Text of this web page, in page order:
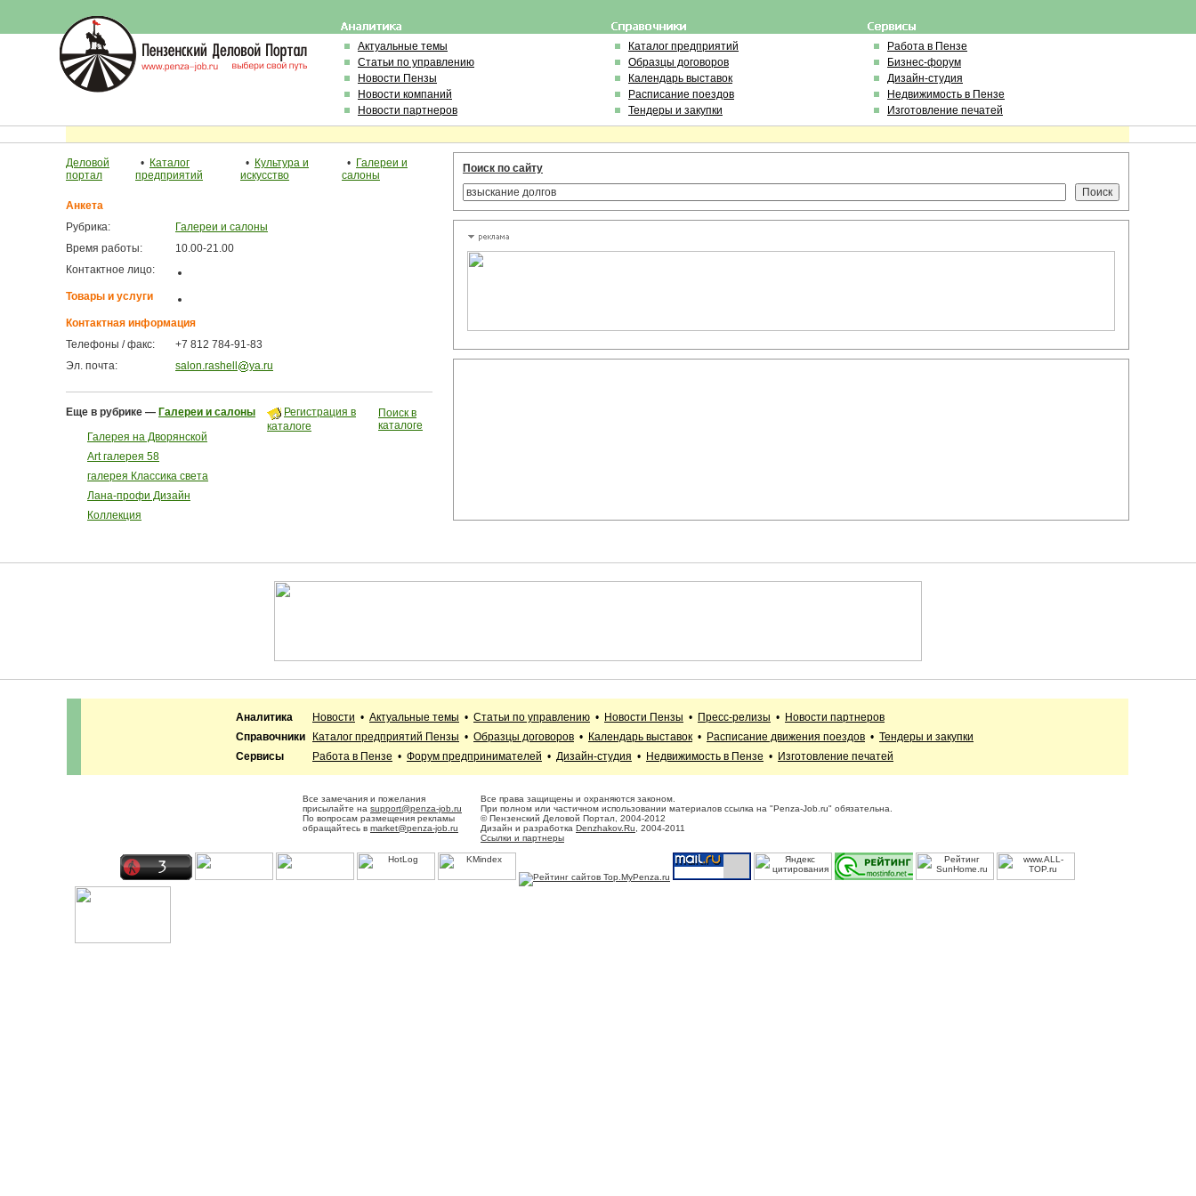
Актуальные темы
Статьи по управлению
Новости Пензы
Новости компаний
Новости партнеров
Каталог предприятий
Образцы договоров
Календарь выставок
Расписание поездов
Тендеры и закупки
Работа в Пензе
Бизнес-форум
Дизайн-студия
Недвижимость в Пензе
Изготовление печатей
Деловой
портал
• Каталог
предприятий
• Культура и
искусство
• Галереи и
салоны
Анкета
Рубрика:
Галереи и салоны
Время работы:
10.00-21.00
Контактное лицо:
Товары и услуги
Контактная информация
Телефоны / факс:
+7 812 784-91-83
Эл. почта:
salon.rashell ya.ru
Еще в рубрике — Галереи и салоны
Галерея на Дворянской
Art галерея 58
галерея Классика света
Лана-профи Дизайн
Коллекция
Регистрация в
каталоге
Поиск в
каталоге
Поиск по сайту
Аналитика Новости • Актуальные темы • Статьи по управлению • Новости Пензы • Пресс-релизы • Новости партнеров
Справочники
Каталог предприятий Пензы • Образцы договоров • Календарь выставок • Расписание движения поездов • Тендеры и закупки
Сервисы
Работа в Пензе • Форум предпринимателей • Дизайн-студия • Недвижимость в Пензе • Изготовление печатей
Все замечания и пожелания
присылайте на support@penza-job.ru
По вопросам размещения рекламы
обращайтесь в market@penza-job.ru
Все права защищены и охраняются законом.
При полном или частичном использовании материалов ссылка на "Penza-Job.ru" обязательна.
© Пензенский Деловой Портал, 2004-2012
Дизайн и разработка Denzhakov.Ru , 2004-2011
Ссылки и партнеры